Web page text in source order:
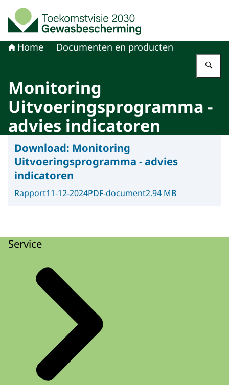
Naar de homepage van Toekomstvisie
Home Documenten en producten
Monitoring
Uitvoeringsprogramma -
advies indicatoren
Download: Monitoring
Uitvoeringsprogramma - advies
indicatoren
Rapport11-12-2024PDF-document2.94 MB
Service